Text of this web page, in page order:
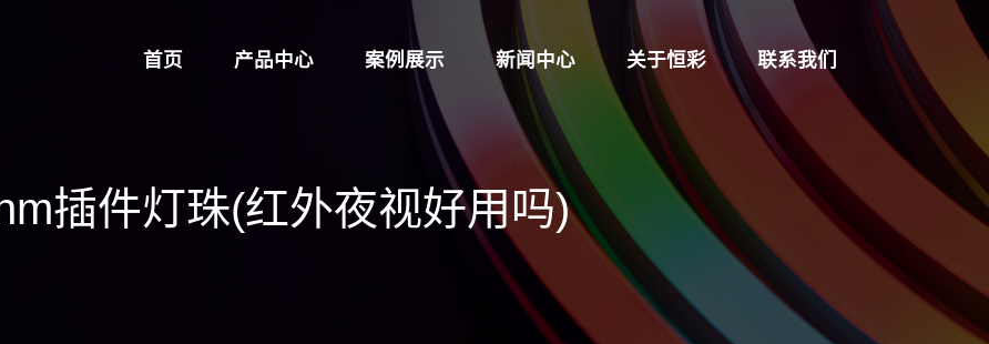
首页 产品中心 案例展示 新闻中心 关于恒彩 联系我们
插件灯珠(红外夜视好用吗)